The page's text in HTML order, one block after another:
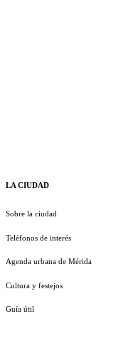
LA CIUDAD
Sobre la ciudad
Teléfonos de interés
Agenda urbana de Mérida
Cultura y festejos
Guía útil